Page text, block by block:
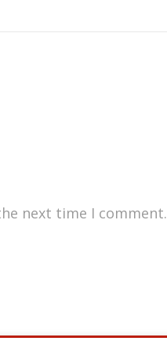
next time I comment.